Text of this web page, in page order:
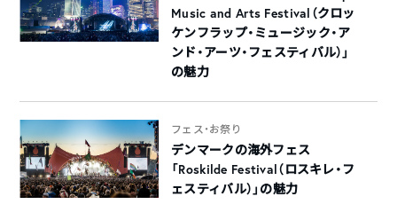
Music and Arts Festival（クロッ
ケンフラップ・ミュージック・ア
ンド・アーツ・フェスティバル）」
の魅力
フェス・お祭り
デンマークの海外フェス
「Roskilde Festival（ロスキレ・フ
ェスティバル）」の魅力